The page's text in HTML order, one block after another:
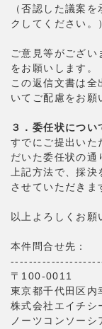
（否認した議案
クしてください。
ご意見等がござ
をお願いします。
この返信文書は
いてご配慮をお願
３．委任状につい
すでにご提出いた
だいた委任状の通
上記方法で、採
させていただきま
以上よろしくお願
本件問合せ先：
〒100-0011
東京都千代田区
株式会社エイチシ
ノーツコンソーシ